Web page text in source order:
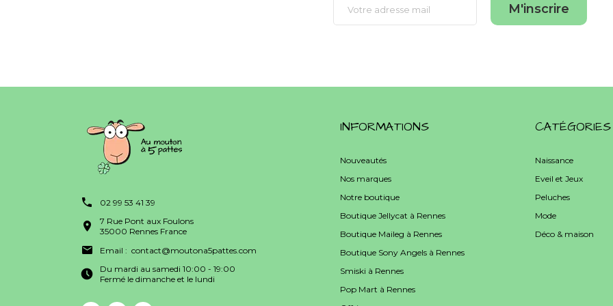
M'inscrire
02 99 53 41 39
7 Rue Pont aux Foulons
35000 Rennes France
Email : contact@moutona5pattes.com
Du mardi au samedi 10:00 - 19:00
Fermé le dimanche et le lundi
INFORMATIONS
Nouveautés
Nos marques
Notre boutique
Boutique Jellycat à Rennes
Boutique Maileg à Rennes
Boutique Sony Angels à Rennes
Smiski à Rennes
Pop Mart à Rennes
CATÉGORIES
Naissance
Eveil et Jeux
Peluches
Mode
Déco & maison